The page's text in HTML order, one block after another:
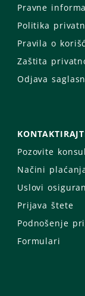
Pravne
Politika
Pravila o
Zaštita
Odjava
Pozovite
Načini
Uslovi
Prijava štete
Podnošenje
Formulari